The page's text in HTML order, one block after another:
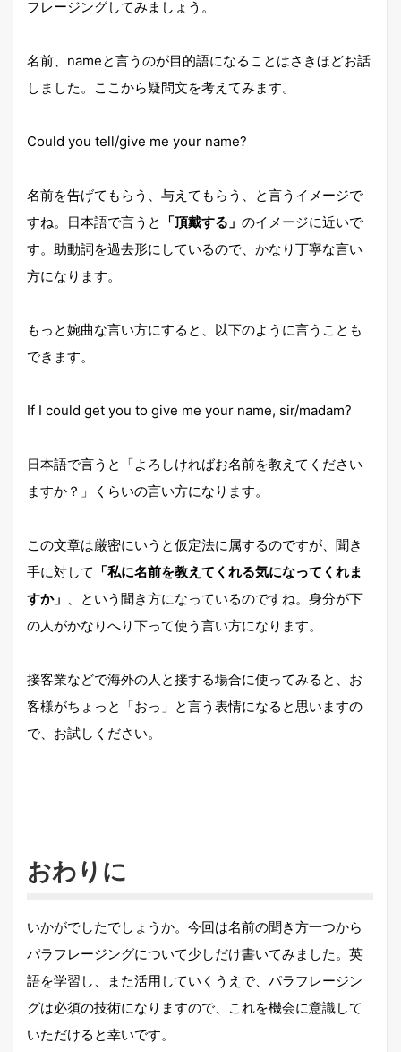
フレージングしてみましょう。
名前、nameと言うのが目的語になることはさきほどお話
しました。ここから疑問文を考えてみます。
Could you tell/give me your name?
名前を告げてもらう、与えてもらう、と言うイメージで
すね。日本語で言うと
「頂戴する」 のイメージに近いで
す。助動詞を過去形にしているので、かなり丁寧な言い
方になります。
もっと婉曲な言い方にすると、以下のように言うことも
できます。
If I could get you to give me your name, sir/madam?
日本語で言うと「よろしければお名前を教えてください
ますか？」くらいの言い方になります。
この文章は厳密にいうと仮定法に属するのですが、聞き
手に対して 「私に名前を教えてくれる気になってくれま
すか」 、という聞き方になっているのですね。身分が下
の人がかなりへり下って使う言い方になります。
接客業などで海外の人と接する場合に使ってみると、お
客様がちょっと「おっ」と言う表情になると思いますの
で、お試しください。
おわりに
いかがでしたでしょうか。今回は名前の聞き方一つから
パラフレージングについて少しだけ書いてみました。英
語を学習し、また活用していくうえで、パラフレージン
グは必須の技術になりますので、これを機会に意識して
いただけると幸いです。